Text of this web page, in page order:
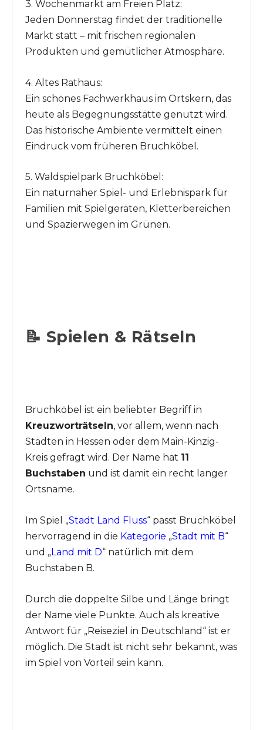
3. Wochenmarkt am Freien Platz:
Jeden Donnerstag findet der traditionelle
Markt statt – mit frischen regionalen
Produkten und gemütlicher Atmosphäre.
4. Altes Rathaus:
Ein schönes Fachwerkhaus im Ortskern, das
heute als Begegnungsstätte genutzt wird.
Das historische Ambiente vermittelt einen
Eindruck vom früheren Bruchköbel.
5. Waldspielpark Bruchköbel:
Ein naturnaher Spiel- und Erlebnispark für
Familien mit Spielgeräten, Kletterbereichen
und Spazierwegen im Grünen.
📝 Spielen & Rätseln
Bruchköbel ist ein beliebter Begriff in
Kreuzworträtseln, vor allem, wenn nach
Städten in Hessen oder dem Main-Kinzig-
Kreis gefragt wird. Der Name hat 11
Buchstaben und ist damit ein recht langer
Ortsname.
Im Spiel „Stadt Land Fluss“ passt Bruchköbel
hervorragend in die Kategorie „Stadt mit B“
und „Land mit D“ natürlich mit dem
Buchstaben B.
Durch die doppelte Silbe und Länge bringt
der Name viele Punkte. Auch als kreative
Antwort für „Reiseziel in Deutschland“ ist er
möglich. Die Stadt ist nicht sehr bekannt, was
im Spiel von Vorteil sein kann.